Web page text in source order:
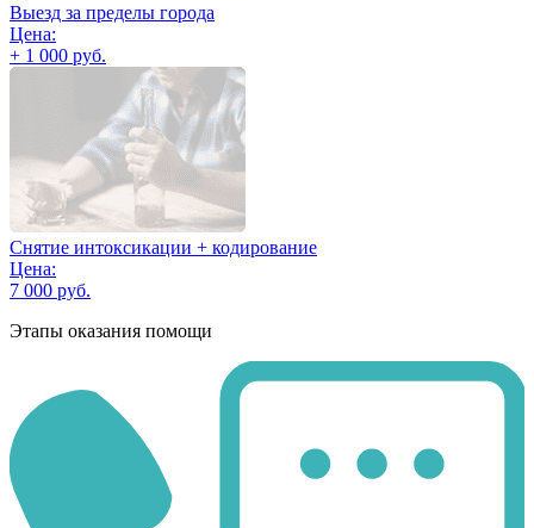
Выезд за пределы города
Цена:
+ 1 000 руб.
Снятие интоксикации + кодирование
Цена:
7 000 руб.
Этапы оказания помощи